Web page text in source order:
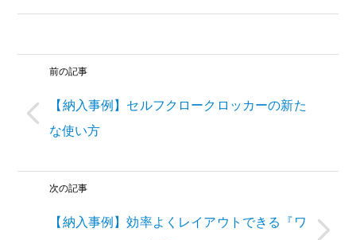
前の記事
【納入事例】セルフクロークロッカーの新た
な使い方
次の記事
【納入事例】効率よくレイアウトできる『ワ